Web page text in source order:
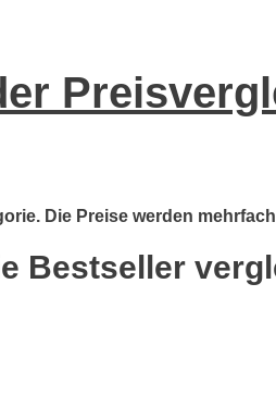
Die Preise werden
Bestseller